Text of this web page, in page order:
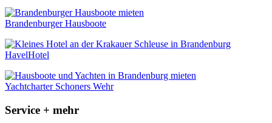
Brandenburger Hausboote
HavelHotel
Yachtcharter Schoners Wehr
Service + mehr